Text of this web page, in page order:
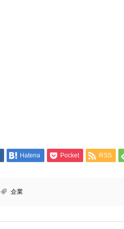
Hatena Pocket RSS
企業